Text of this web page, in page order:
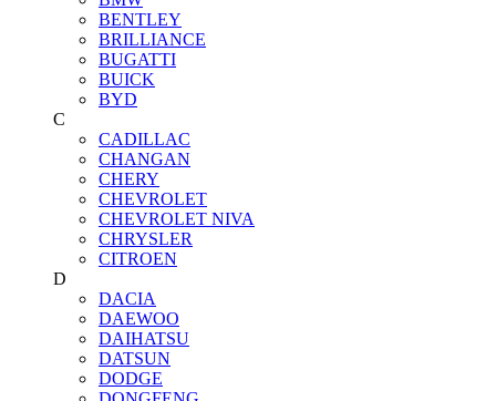
BENTLEY
BRILLIANCE
BUGATTI
BUICK
BYD
C
CADILLAC
CHANGAN
CHERY
CHEVROLET
CHEVROLET NIVA
CHRYSLER
CITROEN
D
DACIA
DAEWOO
DAIHATSU
DATSUN
DODGE